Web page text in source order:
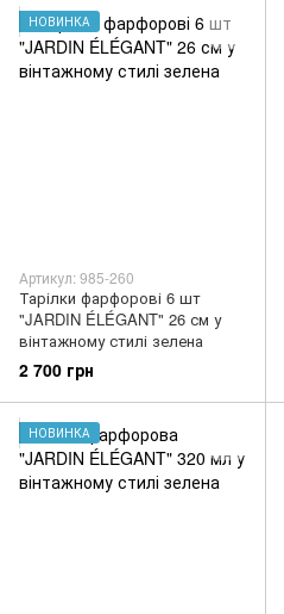
НОВИНКА
Артикул: 985-260
Тарілки фарфорові 6 шт
"JARDIN ÉLÉGANT" 26 см у
вінтажному стилі зелена
2 700 грн
НОВИНКА